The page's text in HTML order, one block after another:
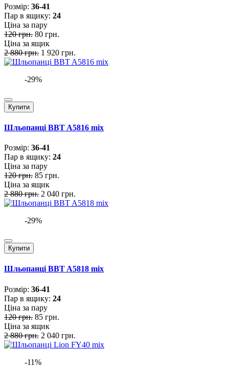
Розмiр: 36-41
Пар в ящику: 24
Ціна за пару
120 грн. 80 грн.
Ціна за ящик
2 880 грн. 1 920 грн.
-29%
Купити
Шльопанці BBT A5816 mix
Розмiр: 36-41
Пар в ящику: 24
Ціна за пару
120 грн. 85 грн.
Ціна за ящик
2 880 грн. 2 040 грн.
-29%
Купити
Шльопанці BBT A5818 mix
Розмiр: 36-41
Пар в ящику: 24
Ціна за пару
120 грн. 85 грн.
Ціна за ящик
2 880 грн. 2 040 грн.
-11%